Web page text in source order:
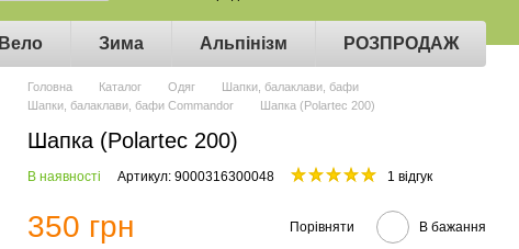
Вело Зима Альпінізм РОЗПРОДАЖ
Головна Каталог Одяг
Шапки, балаклави, бафи
Шапки, балаклави, бафи Commandor
Шапка (Polartec 200)
Шапка (Polartec 200)
В наявності Артикул: 9000316300048 1 відгук
350 грн Порівняти В бажання